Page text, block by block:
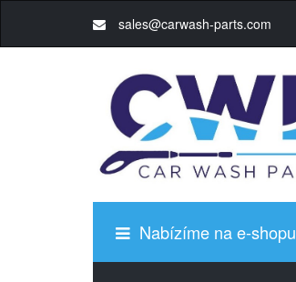
sales@carwash-parts.com
Nabízíme na e-shopu